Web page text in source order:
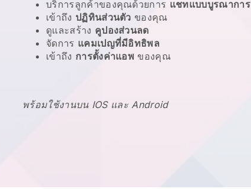
บริการลูกค้าของคุณด้วยการ แชทแบบบูรณาการ
เข้าถึง ปฏิทินส่วนตัว ของคุณ
ดูและสร้าง คูปองส่วนลด
จัดการ แคมเปญที่มีอิทธิพล
เข้าถึง การตั้งค่าแอพ ของคุณ
พร้อมใช้งานบน IOS และ Android